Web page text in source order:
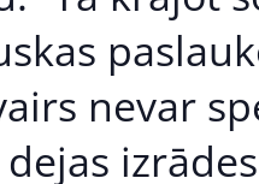
nevar